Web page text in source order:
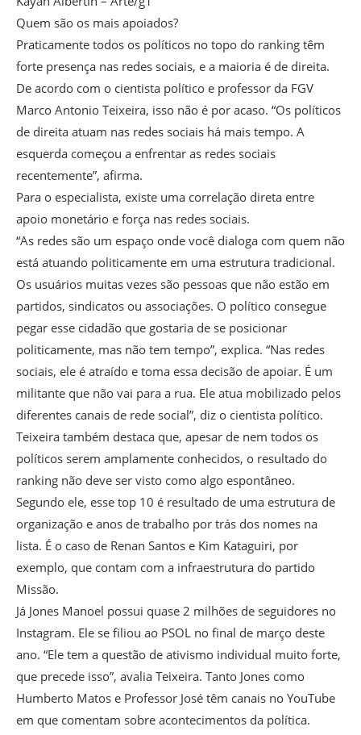
Quem são os mais apoiados?
Praticamente todos os políticos no topo do ranking têm
forte presença nas redes sociais, e a maioria é de direita.
De acordo com o cientista político e professor da FGV
Marco Antonio Teixeira, isso não é por acaso. “Os políticos
de direita atuam nas redes sociais há mais tempo. A
esquerda começou a enfrentar as redes sociais
recentemente”, afirma.
Para o especialista, existe uma correlação direta entre
apoio monetário e força nas redes sociais.
“As redes são um espaço onde você dialoga com quem não
está atuando politicamente em uma estrutura tradicional.
Os usuários muitas vezes são pessoas que não estão em
partidos, sindicatos ou associações. O político consegue
pegar esse cidadão que gostaria de se posicionar
politicamente, mas não tem tempo”, explica. “Nas redes
sociais, ele é atraído e toma essa decisão de apoiar. É um
militante que não vai para a rua. Ele atua mobilizado pelos
diferentes canais de rede social”, diz o cientista político.
Teixeira também destaca que, apesar de nem todos os
políticos serem amplamente conhecidos, o resultado do
ranking não deve ser visto como algo espontâneo.
Segundo ele, esse top 10 é resultado de uma estrutura de
organização e anos de trabalho por trás dos nomes na
lista. É o caso de Renan Santos e Kim Kataguiri, por
exemplo, que contam com a infraestrutura do partido
Missão.
Já Jones Manoel possui quase 2 milhões de seguidores no
Instagram. Ele se filiou ao PSOL no final de março deste
ano. “Ele tem a questão de ativismo individual muito forte,
que precede isso”, avalia Teixeira. Tanto Jones como
Humberto Matos e Professor José têm canais no YouTube
em que comentam sobre acontecimentos da política.